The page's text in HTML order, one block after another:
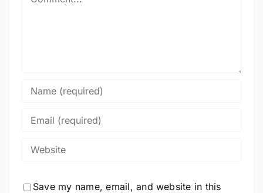
Save my name, email, and website in this